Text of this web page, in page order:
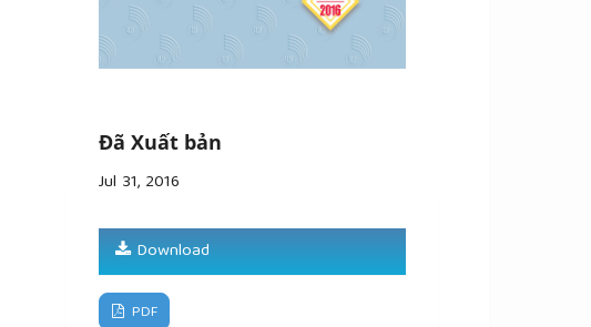
Đã Xuất bản
Jul 31, 2016
Download
PDF